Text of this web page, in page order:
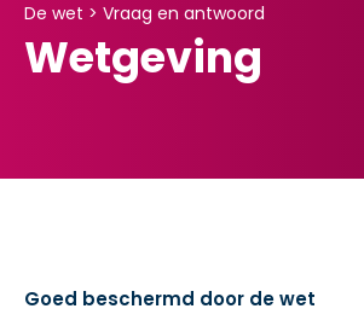
De wet > Vraag en antwoord
Wetgeving
Goed beschermd door de wet